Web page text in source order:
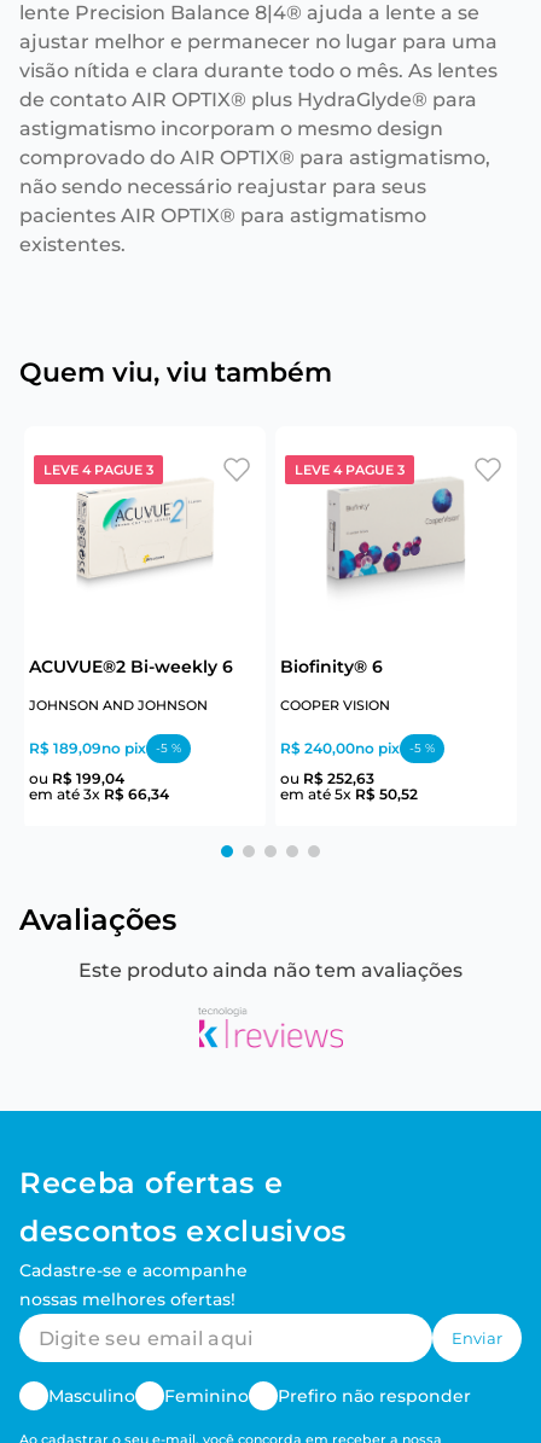
lente Precision Balance 8|4® ajuda a lente a se
ajustar melhor e permanecer no lugar para uma
visão nítida e clara durante todo o mês. As lentes
de contato AIR OPTIX® plus HydraGlyde® para
astigmatismo incorporam o mesmo design
comprovado do AIR OPTIX® para astigmatismo,
não sendo necessário reajustar para seus
pacientes AIR OPTIX® para astigmatismo
existentes.
Quem viu, viu também
LEVE 4 PAGUE 3
ACUVUE®2 Bi-weekly 6
JOHNSON AND JOHNSON
R$ 189,09no pix -5 %
ou R$ 199,04
em até 3x R$ 66,34
LEVE 4 PAGUE 3
Biofinity® 6
COOPER VISION
R$ 240,00no pix -5 %
ou R$ 252,63
em até 5x R$ 50,52
Avaliações
Este produto ainda não tem avaliações
Receba ofertas e
descontos exclusivos
Cadastre-se e acompanhe
nossas melhores ofertas!
Enviar
Masculino Feminino Prefiro não responder
Ao cadastrar o seu e-mail, você concorda em receber a nossa